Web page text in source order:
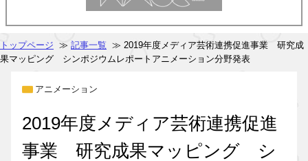
トップページ ≫ 記事一覧 ≫ 2019年度メディア芸術連携促進事業 研究成
果マッピング シンポジウムレポートアニメーション分野発表
アニメーション
2019年度メディア芸術連携促進
事業 研究成果マッピング シ